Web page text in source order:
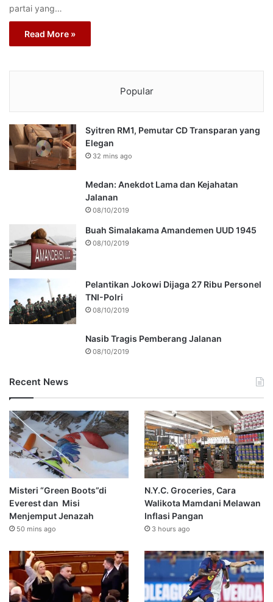
partai yang…
Read More »
Popular
Syitren RM1, Pemutar CD Transparan yang
Elegan
32 mins ago
Medan: Anekdot Lama dan Kejahatan
Jalanan
08/10/2019
Buah Simalakama Amandemen UUD 1945
08/10/2019
Pelantikan Jokowi Dijaga 27 Ribu Personel
TNI-Polri
08/10/2019
Nasib Tragis Pemberang Jalanan
08/10/2019
Recent News
Misteri “Green Boots”di
Everest dan Misi
Menjemput Jenazah
50 mins ago
N.Y.C. Groceries, Cara
Walikota Mamdani Melawan
Inflasi Pangan
3 hours ago